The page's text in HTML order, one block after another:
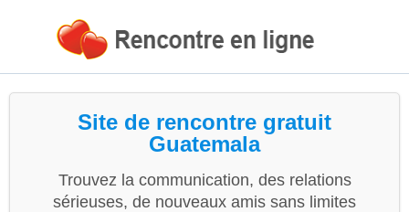
Site de rencontre gratuit
Guatemala
Trouvez la communication, des relations
sérieuses, de nouveaux amis sans limites